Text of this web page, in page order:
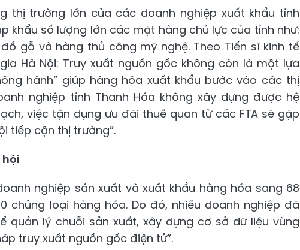
thị trường lớn của các doanh nghiệp xuất khẩu tỉnh
khẩu số lượng lớn các mặt hàng chủ lực của tỉnh như:
gỗ và hàng thủ công mỹ nghệ. Theo Tiến sĩ kinh tế
Hà Nội: Truy xuất nguồn gốc không còn là một lựa
hành” giúp hàng hóa xuất khẩu bước vào các thị
nghiệp tỉnh Thanh Hóa không xây dựng được hệ
việc tận dụng ưu đãi thuế quan từ các FTA sẽ gặp
tiếp cận thị trường”.
nghiệp sản xuất và xuất khẩu hàng hóa sang 68
chủng loại hàng hóa. Do đó, nhiều doanh nghiệp đã
quản lý chuỗi sản xuất, xây dựng cơ sở dữ liệu vùng
truy xuất nguồn gốc điện tử”.